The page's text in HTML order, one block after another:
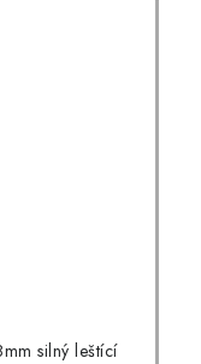
silný leštící